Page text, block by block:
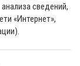
сведений,
«Интернет»,